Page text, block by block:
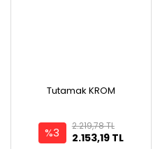
Tutamak KROM
%3 2.153,19 TL
2.219,78 TL